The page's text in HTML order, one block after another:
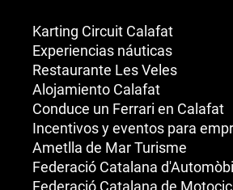
Karting Circuit Calafat
Experiencias náuticas
Restaurante Les Veles
Alojamiento Calafat
Conduce un Ferrari en Calafat
Incentivos y eventos para
Ametlla de Mar Turisme
Federació Catalana
Federació Catalana de